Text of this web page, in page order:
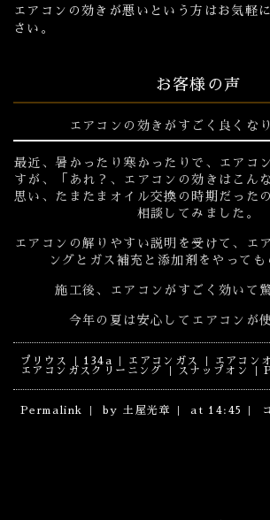
エアコンの効きが悪いという方はお気軽
さい。
お客様の声
エアコンの効きがすごく良くな
最近、暑かったり寒かったりで、エアコ
すが、「あれ？、エアコンの効きはこん
思い、たまたまオイル交換の時期だった
相談してみました。
エアコンの解りやすい説明を受けて、エ
ングとガス補充と添加剤をやっても
施工後、エアコンがすごく効いて
今年の夏は安心してエアコンが
プリウス 134a エアコンガス
エアコン
エアコンガスクリーニング
スナップオン
Permalink by 土屋光章 at 14:45